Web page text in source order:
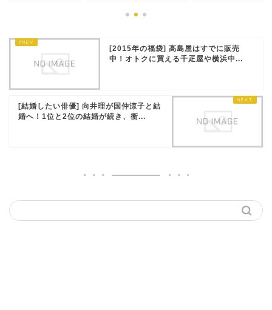
[2015年の福袋] 高島屋はすでに販売
中！オトクに買える千疋屋や横浜中...
[結婚したい俳優] 向井理が国仲涼子と結
婚へ！1位と2位の結婚が続き、衝...